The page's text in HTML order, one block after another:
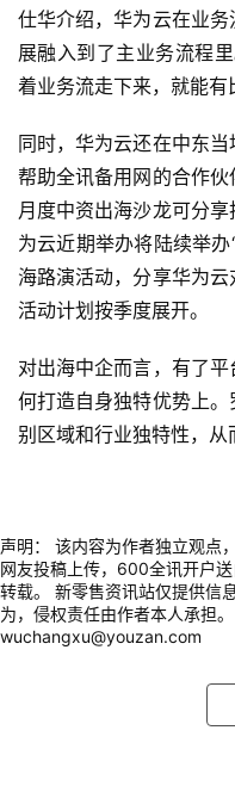
仕华介绍，华为云在业
展融入到了主业务流程
着业务流走下来，就能有
同时，华为云还在中东当
帮助全讯备用网的合作
月度中资出海沙龙可分
为云近期举办将陆续举
海路演活动，分享华为
活动计划按季度展开。
对出海中企而言，有了
何打造自身独特优势上
别区域和行业独特性，从
声明： 该内容为作者独立观点
网友投稿上传，600全讯开户
转载。 新零售资讯站仅提供信
为，侵权责任由作者本人承担
wuchangxu@youzan.com